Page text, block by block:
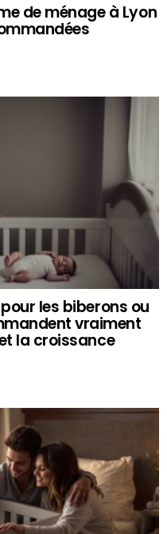
de ménage à Lyon
les biberons ou
vraiment
la croissance